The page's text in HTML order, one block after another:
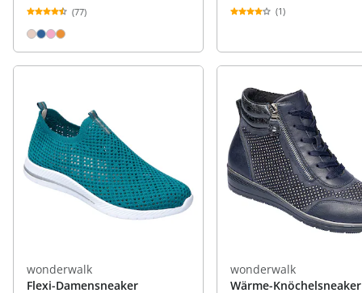
(77) (1)
wonderwalk
Flexi-Damensneaker
wonderwalk
Wärme-Knöchelsneaker